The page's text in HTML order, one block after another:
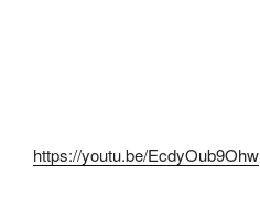
https://youtu.be/EcdyOub9Ohw